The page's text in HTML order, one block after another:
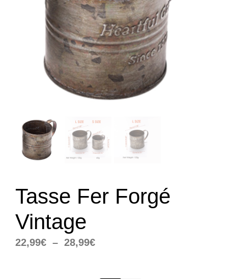
Tasse Fer Forgé
Vintage
22,99€ – 28,99€Plage